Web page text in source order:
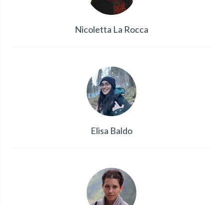
Nicoletta La Rocca
Elisa Baldo